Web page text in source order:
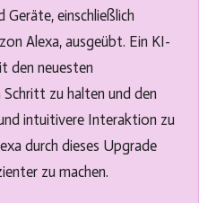
s
e
Geräte, einschließlich
Alexa, ausgeübt. Ein KI-
den neuesten
zu halten und den
intuitivere Interaktion zu
durch dieses Upgrade
zu machen.